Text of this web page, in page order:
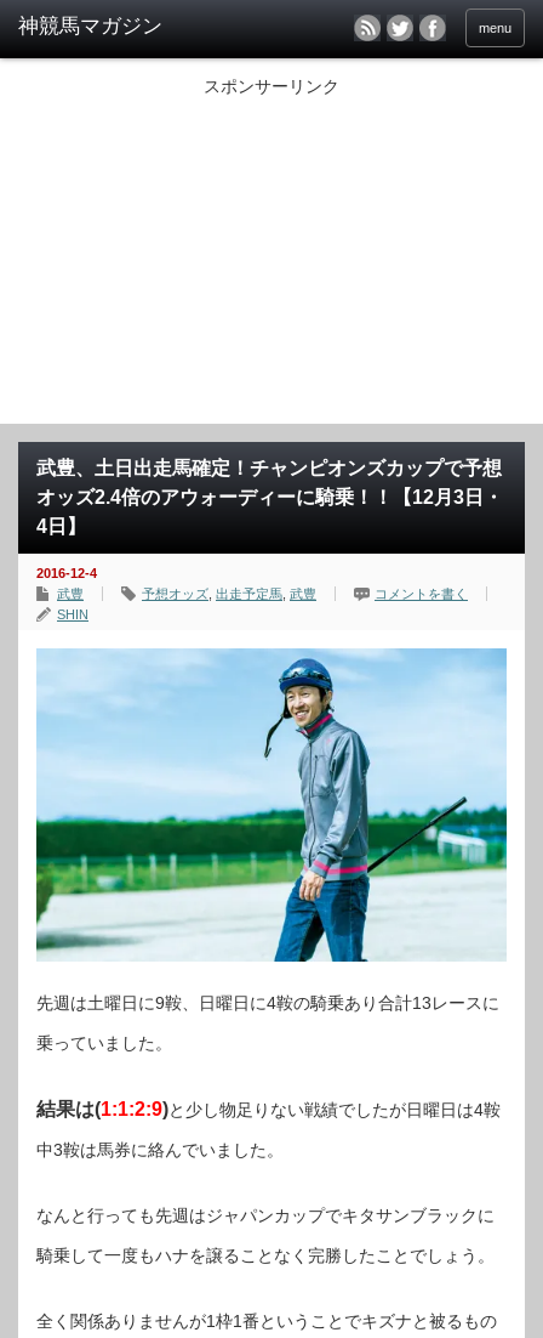
menu
スポンサーリンク
武豊、土日出走馬確定！チャンピオンズカップで予想
オッズ2.4倍のアウォーディーに騎乗！！【12月3日・
4日】
2016-12-4
武豊
予想オッズ 出走予定馬 武豊
コメントを書く
SHIN
先週は土曜日に9鞍、日曜日に4鞍の騎乗あり合計13レースに
乗っていました。
結果は(1:1:2:9)と少し物足りない戦績でしたが日曜日は4鞍
中3鞍は馬券に絡んでいました。
なんと行っても先週はジャパンカップでキタサンブラックに
騎乗して一度もハナを譲ることなく完勝したことでしょう。
全く関係ありませんが1枠1番ということでキズナと被るもの